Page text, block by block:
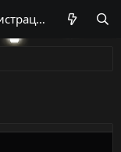
Регистрация